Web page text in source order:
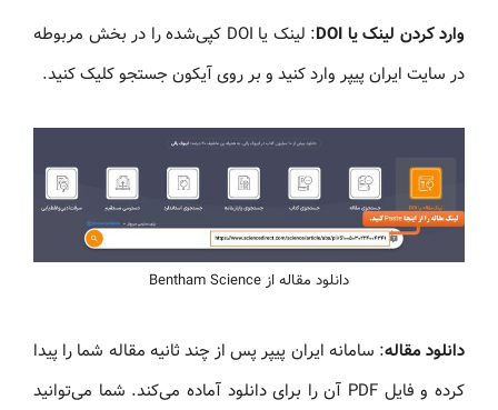
وارد کردن لینک یا DOI
: لینک یا DOI کپی‌شده را در بخش مربوطه
در سایت ایران پیپر وارد کنید و بر روی آیکون جستجو کلیک کنید.
دانلود مقاله از Bentham Science
دانلود مقاله: سامانه ایران پیپر پس از چند ثانیه مقاله شما را پیدا
کرده و فایل PDF آن را برای دانلود آماده می‌کند. شما می‌توانید